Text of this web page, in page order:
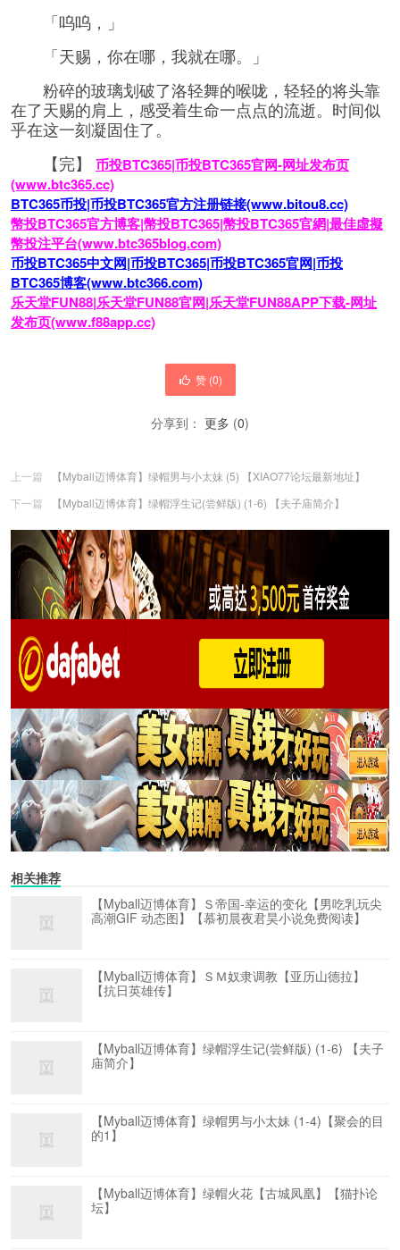
「呜呜，」
「天赐，你在哪，我就在哪。」
粉碎的玻璃划破了洛轻舞的喉咙，轻轻的将头靠
在了天赐的肩上，感受着生命一点点的流逝。时间似
乎在这一刻凝固住了。
【完】 币投BTC365|币投BTC365官网-网址发布页
(www.btc365.cc)
BTC365币投|币投BTC365官方注册链接(www.bitou8.cc)
幣投BTC365官方博客|幣投BTC365|幣投BTC365官網|最佳虛擬
幣投注平台(www.btc365blog.com)
币投BTC365中文网|币投BTC365|币投BTC365官网|币投
BTC365博客(www.btc366.com)
乐天堂FUN88|乐天堂FUN88官网|乐天堂FUN88APP下载-网址
发布页(www.f88app.cc)
赞 (0)
分享到： 更多 (0)
上一篇
【Myball迈博体育】绿帽男与小太妹 (5) 【XIAO77论坛最新地址】
下一篇
【Myball迈博体育】绿帽浮生记(尝鲜版) (1-6) 【夫子庙简介】
相关推荐
【Myball迈博体育】Ｓ帝国-幸运的变化【男吃乳玩尖
高潮GIF 动态图】【慕初晨夜君昊小说免费阅读】
【Myball迈博体育】ＳＭ奴隶调教【亚历山德拉】
【抗日英雄传】
【Myball迈博体育】绿帽浮生记(尝鲜版) (1-6) 【夫子
庙简介】
【Myball迈博体育】绿帽男与小太妹 (1-4)【聚会的目
的1】
【Myball迈博体育】绿帽火花【古城凤凰】【猫扑论
坛】